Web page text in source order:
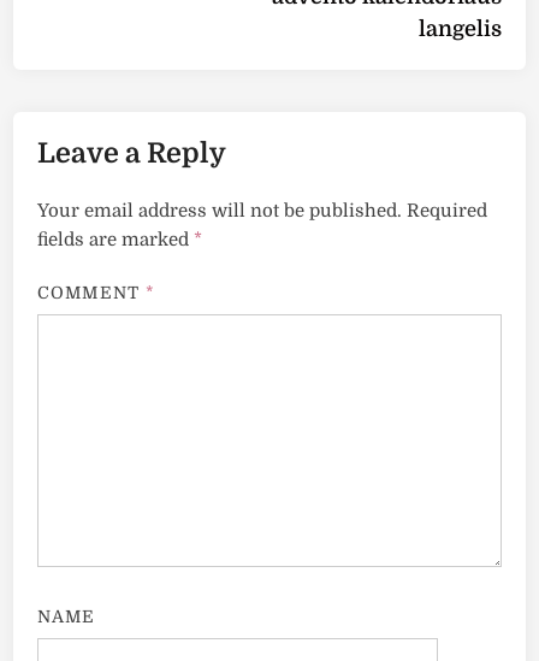
langelis
Leave a Reply
Your email address will not be published. Required
fields are marked *
COMMENT *
NAME